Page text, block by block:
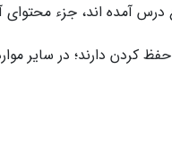
آمده‌ اند، جزء محتوای
کردن دارند؛ در سایر